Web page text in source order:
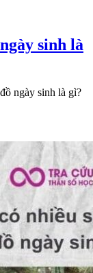
sinh là
ngày sinh là gì?